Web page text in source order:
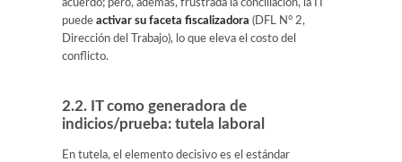
acuerdo; pero, además, frustrada la conciliación, la IT
puede activar su faceta fiscalizadora (DFL N° 2,
Dirección del Trabajo), lo que eleva el costo del
conflicto.
2.2. IT como generadora de
indicios/prueba: tutela laboral
En tutela, el elemento decisivo es el estándar